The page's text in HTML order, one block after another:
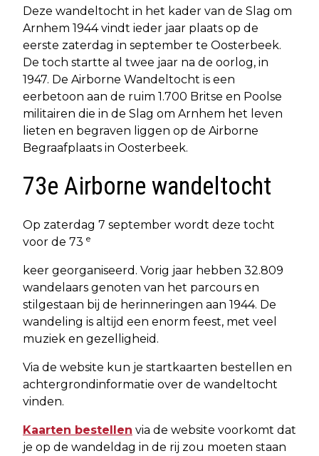
Deze wandeltocht in het kader van de Slag om
Arnhem 1944 vindt ieder jaar plaats op de
eerste zaterdag in september te Oosterbeek.
De toch startte al twee jaar na de oorlog, in
1947. De Airborne Wandeltocht is een
eerbetoon aan de ruim 1.700 Britse en Poolse
militairen die in de Slag om Arnhem het leven
lieten en begraven liggen op de Airborne
Begraafplaats in Oosterbeek.
73e Airborne wandeltocht
Op zaterdag 7 september wordt deze tocht
voor de 73 e
keer georganiseerd. Vorig jaar hebben 32.809
wandelaars genoten van het parcours en
stilgestaan bij de herinneringen aan 1944. De
wandeling is altijd een enorm feest, met veel
muziek en gezelligheid.
Via de website kun je startkaarten bestellen en
achtergrondinformatie over de wandeltocht
vinden.
Kaarten bestellen via de website voorkomt dat
je op de wandeldag in de rij zou moeten staan